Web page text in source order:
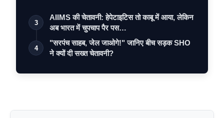
3
AIIMS की चेतावनी: हेपेटाइटिस तो काबू में आया, लेकिन
अब भारत में चुपचाप पैर पस…
4
"सरपंच साहब, जेल जाओगे!" जानिए बीच सड़क SHO
ने क्यों दी सख्त चेतावनी?